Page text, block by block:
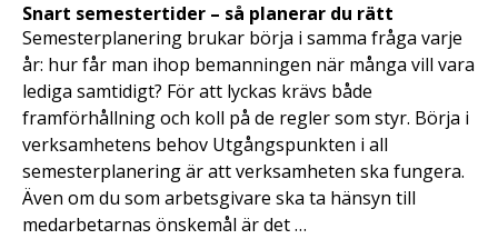
Snart semestertider – så planerar du rätt
Semesterplanering brukar börja i samma fråga varje
år: hur får man ihop bemanningen när många vill vara
lediga samtidigt? För att lyckas krävs både
framförhållning och koll på de regler som styr. Börja i
verksamhetens behov Utgångspunkten i all
semesterplanering är att verksamheten ska fungera.
Även om du som arbetsgivare ska ta hänsyn till
medarbetarnas önskemål är det …